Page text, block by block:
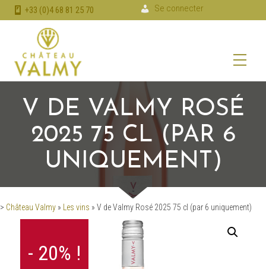
+33 (0)4 68 81 25 70 Se connecter
V DE VALMY ROSÉ
2025 75 CL (PAR 6
UNIQUEMENT)
> Château Valmy » Les vins » V de Valmy Rosé 2025 75 cl (par 6 uniquement)
- 20% !